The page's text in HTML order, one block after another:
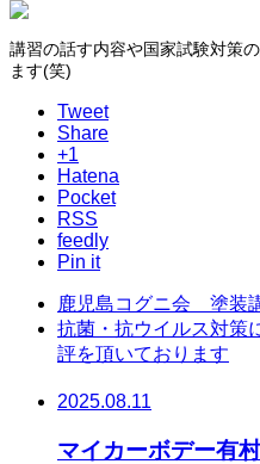
講習の話す内容や国家試験対策
ます(笑)
Tweet
Share
+1
Hatena
Pocket
RSS
feedly
Pin it
鹿児島コグニ会 塗装
抗菌・抗ウイルス対
評を頂いております
2025.08.11
マイカーボデー有